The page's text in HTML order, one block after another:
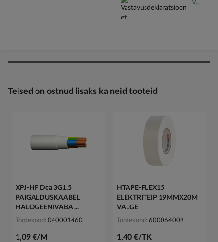
Vastavusdeklaratsioon et.pdf
Teised on ostnud lisaks ka neid tooteid
XPJ-HF Dca 3G1.5
PAIGALDUSKAABEL
HALOGEENIVABA ...
Tootekood 040001460
1,09 €/M
HTAPE-FLEX15
ELEKTRITEIP 19MMX20M
VALGE
Tootekood 600064009
1,40 €/TK